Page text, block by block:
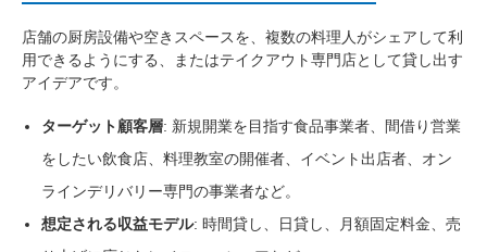
店舗の厨房設備や空きスペースを、複数の料理人がシェアして利
用できるようにする、またはテイクアウト専門店として貸し出す
アイデアです。
ターゲット顧客層: 新規開業を目指す食品事業者、間借り営業
をしたい飲食店、料理教室の開催者、イベント出店者、オン
ラインデリバリー専門の事業者など。
想定される収益モデル: 時間貸し、日貸し、月額固定料金、売